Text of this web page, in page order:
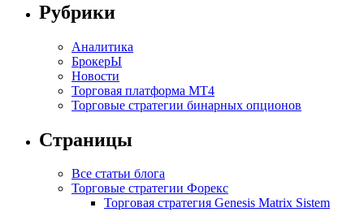
Рубрики
Аналитика
БрокерЫ
Новости
Торговая платформа МТ4
Торговые стратегии бинарных опционов
Страницы
Все статьи блога
Торговые стратегии Форекс
Торговая стратегия Genesis Matrix Sistem